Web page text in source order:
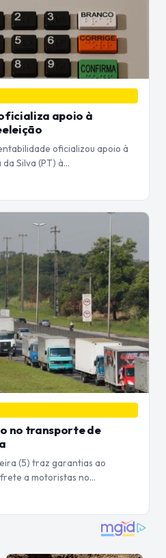
apoio à
oficializou apoio à
Silva (PT) à…
no transporte de
(5) traz garantias ao
a motoristas no…